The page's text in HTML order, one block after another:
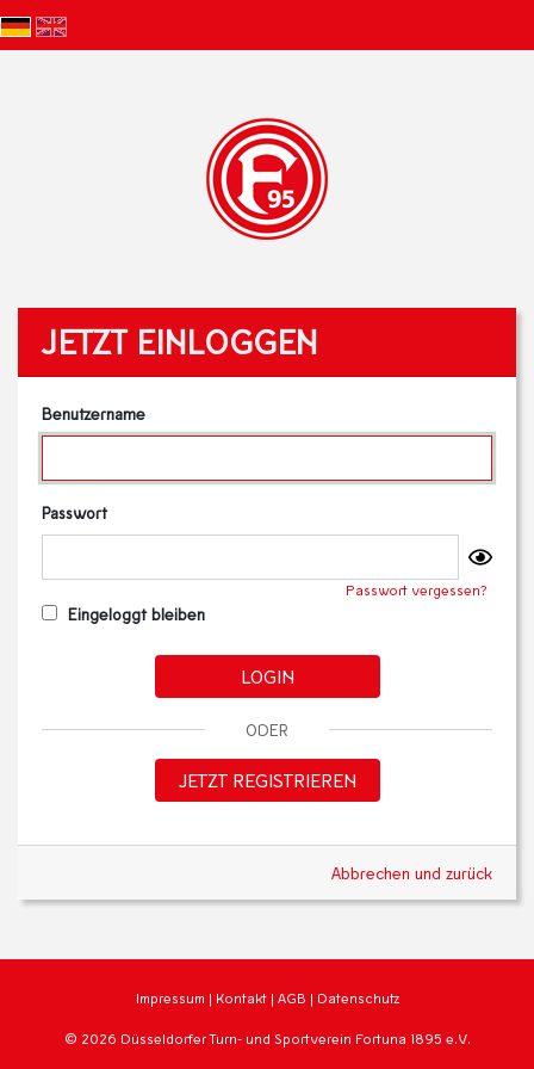
JETZT EINLOGGEN
Benutzername
Passwort
Passwort vergessen?
Eingeloggt bleiben
LOGIN
ODER
JETZT REGISTRIEREN
Abbrechen und zurück
Impressum | Kontakt | AGB | Datenschutz
© 2026 Düsseldorfer Turn- und Sportverein Fortuna 1895 e.V.